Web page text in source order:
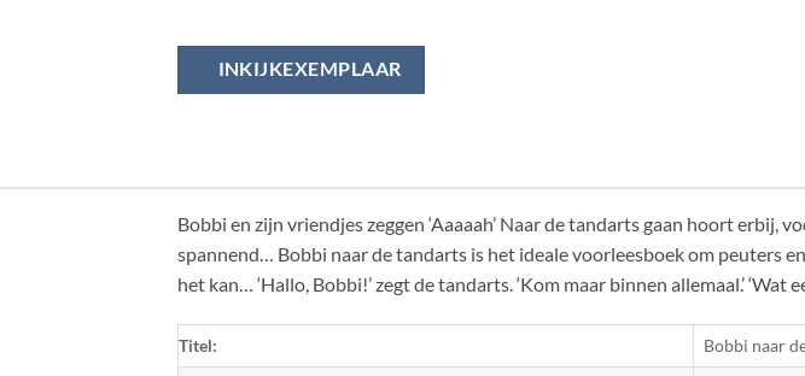
INKIJKEXEMPLAAR
Bobbi en zijn vriendjes zeggen ‘Aaaaah’ Naar de tandarts gaan hoort
spannend… Bobbi naar de tandarts is het ideale voorleesboek om peuters
het kan… ‘Hallo, Bobbi!’ zegt de tandarts. ‘Kom maar binnen allemaal.’ ‘Wat
Titel: Bobbi naar